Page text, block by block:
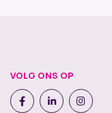
VOLG ONS OP